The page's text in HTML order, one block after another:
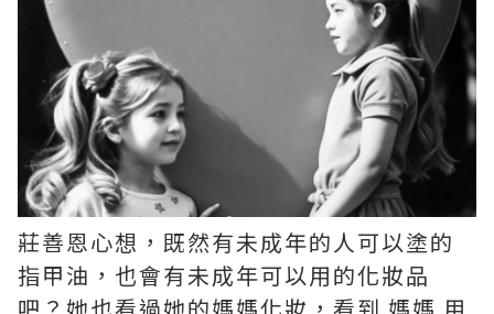
莊善恩心想，既然有未成年的人可以塗的
指甲油，也會有未成年可以用的化妝品
吧？她也看過她的媽媽化妝，看到 媽媽 用